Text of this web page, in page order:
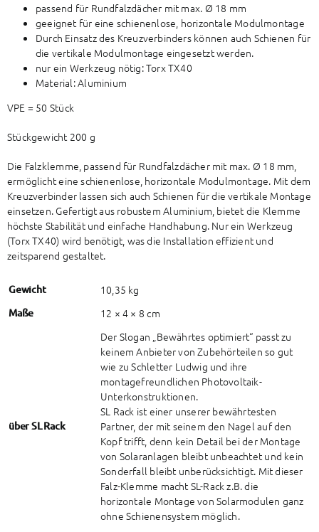
passend für Rundfalzdächer mit max. Ø 18 mm
geeignet für eine schienenlose, horizontale Modulmontage
Durch Einsatz des Kreuzverbinders können auch Schienen für
die vertikale Modulmontage eingesetzt werden.
nur ein Werkzeug nötig: Torx TX40
Material: Aluminium
VPE = 50 Stück
Stückgewicht 200 g
Die Falzklemme, passend für Rundfalzdächer mit max. Ø 18 mm,
ermöglicht eine schienenlose, horizontale Modulmontage. Mit dem
Kreuzverbinder lassen sich auch Schienen für die vertikale Montage
einsetzen. Gefertigt aus robustem Aluminium, bietet die Klemme
höchste Stabilität und einfache Handhabung. Nur ein Werkzeug
(Torx TX40) wird benötigt, was die Installation effizient und
zeitsparend gestaltet.
Gewicht 10,35 kg
Maße 12 × 4 × 8 cm
über SL Rack
Der Slogan „Bewährtes optimiert“ passt zu
keinem Anbieter von Zubehörteilen so gut
wie zu Schletter Ludwig und ihre
montagefreundlichen Photovoltaik-
Unterkonstruktionen.
SL Rack ist einer unserer bewährtesten
Partner, der mit seinem den Nagel auf den
Kopf trifft, denn kein Detail bei der Montage
von Solaranlagen bleibt unbeachtet und kein
Sonderfall bleibt unberücksichtigt. Mit dieser
Falz-Klemme macht SL-Rack z.B. die
horizontale Montage von Solarmodulen ganz
ohne Schienensystem möglich.